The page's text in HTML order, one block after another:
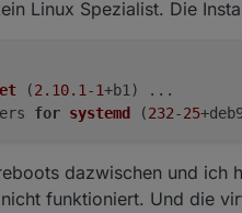
daran liegen., daß der host unter
das ser2net als dienst läuft ?
Linux Spezialist. Die
(2.10.1-1+b1)
...
for systemd (232-25
dazwischen und ich
funktioniert. Und die